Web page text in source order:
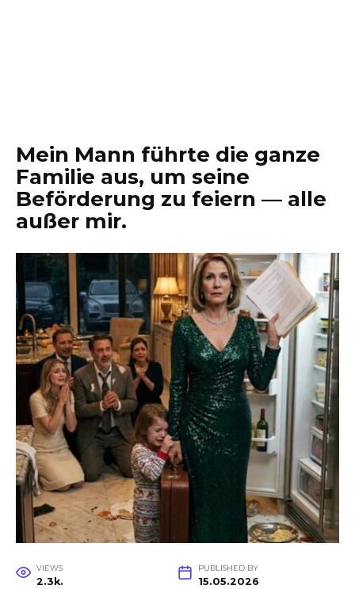
Mein Mann führte die ganze
Familie aus, um seine
Beförderung zu feiern — alle
außer mir.
VIEWS
2.3k.
PUBLISHED BY
15.05.2026